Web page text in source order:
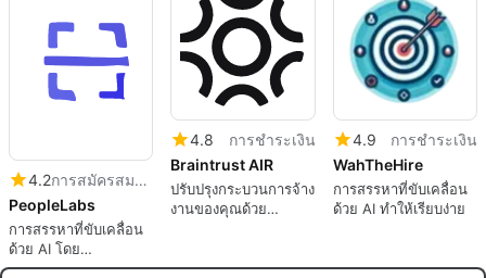
4.2
การสมัครสมาชิก
PeopleLabs
การสรรหาที่ขับเคลื่อน
ด้วย AI โดย
PeopleLabs
4.8
การชำระเงิน
Braintrust AIR
ปรับปรุงกระบวนการจ้าง
งานของคุณด้วย
4.9
การชำระเงิน
WahTheHire
การสรรหาที่ขับเคลื่อน
ด้วย AI ทำให้เรียบง่าย